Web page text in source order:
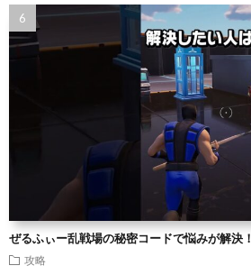
ぜるふぃー乱戦場の秘密コードで悩みが解決！
攻略